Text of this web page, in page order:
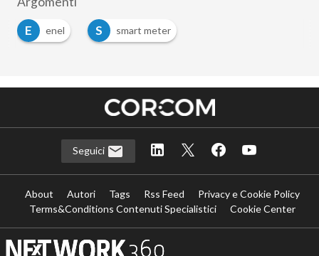
E
enel S smart meter
Seguici
About Autori Tags Rss Feed
Privacy e Cookie Policy
Terms&Conditions Contenuti Specialistici
Cookie Center